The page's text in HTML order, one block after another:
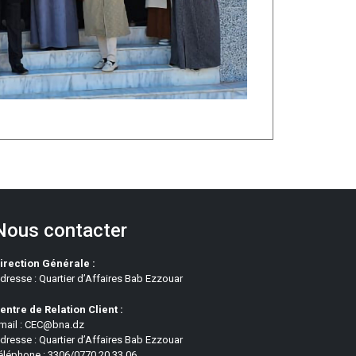
contacter
Générale :
: Quartier d’Affaires Bab Ezzouar
de Relation Client :
: CEC@bna.dz
: Quartier d’Affaires Bab Ezzouar